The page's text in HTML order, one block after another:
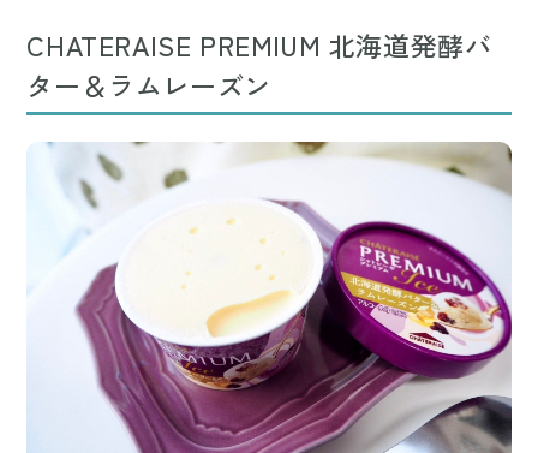
CHATERAISE PREMIUM 北海道発酵バ
ター＆ラムレーズン